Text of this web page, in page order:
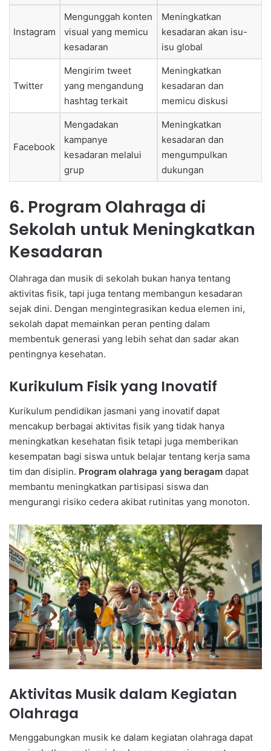
Instagram
Mengunggah konten
visual yang memicu
kesadaran
Meningkatkan
kesadaran akan isu-
isu global
Twitter
Mengirim tweet
yang mengandung
hashtag terkait
Meningkatkan
kesadaran dan
memicu diskusi
Facebook
Mengadakan
kampanye
kesadaran melalui
grup
Meningkatkan
kesadaran dan
mengumpulkan
dukungan
6. Program Olahraga di
Sekolah untuk Meningkatkan
Kesadaran
Olahraga dan musik di sekolah bukan hanya tentang
aktivitas fisik, tapi juga tentang membangun kesadaran
sejak dini. Dengan mengintegrasikan kedua elemen ini,
sekolah dapat memainkan peran penting dalam
membentuk generasi yang lebih sehat dan sadar akan
pentingnya kesehatan.
Kurikulum Fisik yang Inovatif
Kurikulum pendidikan jasmani yang inovatif dapat
mencakup berbagai aktivitas fisik yang tidak hanya
meningkatkan kesehatan fisik tetapi juga memberikan
kesempatan bagi siswa untuk belajar tentang kerja sama
tim dan disiplin. Program olahraga yang beragam dapat
membantu meningkatkan partisipasi siswa dan
mengurangi risiko cedera akibat rutinitas yang monoton.
Aktivitas Musik dalam Kegiatan
Olahraga
Menggabungkan musik ke dalam kegiatan olahraga dapat